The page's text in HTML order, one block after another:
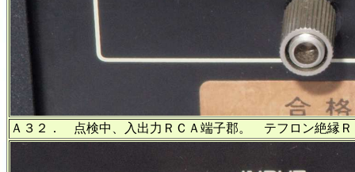
Ａ３２． 点検中、入出力ＲＣＡ端子郡。 テフロン絶縁Ｒ